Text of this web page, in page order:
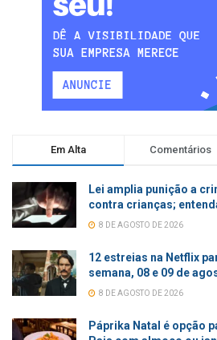
Em Alta Comentários
Lei amplia punição a
contra crianças;
8 DE AGOSTO DE 2026
12 estreias na Netflix
semana, 08 e 09 de
8 DE AGOSTO DE 2026
Páprika Natal é opção